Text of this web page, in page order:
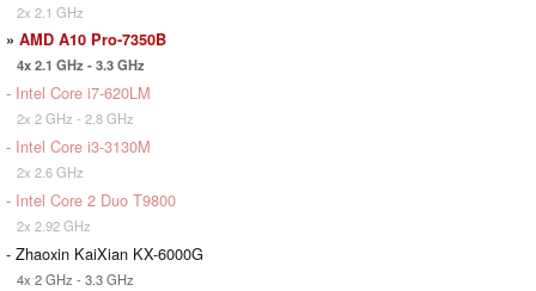
2x 2.1 GHz
» AMD A10 Pro-7350B
4x 2.1 GHz - 3.3 GHz
- Intel Core i7-620LM
2x 2 GHz - 2.8 GHz
- Intel Core i3-3130M
2x 2.6 GHz
- Intel Core 2 Duo T9800
2x 2.92 GHz
- Zhaoxin KaiXian KX-6000G
4x 2 GHz - 3.3 GHz